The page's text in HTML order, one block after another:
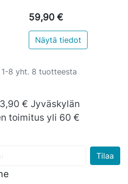
59,90 €
Näytä tiedot
8 yht. 8 tuotteesta
€ Jyväskylän
toimitus yli 60 €